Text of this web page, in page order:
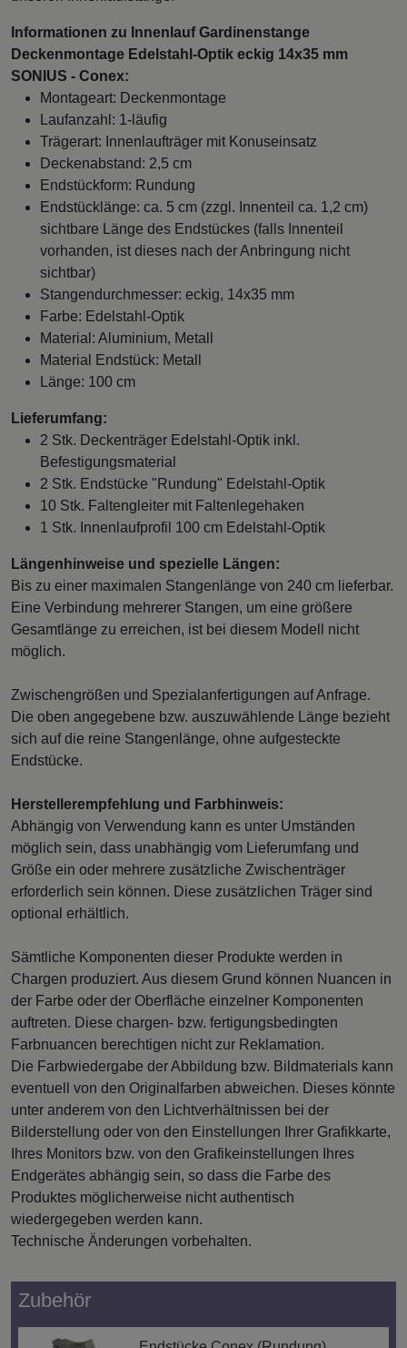
Informationen zu Innenlauf Gardinenstange
Deckenmontage Edelstahl-Optik eckig 14x35 mm
SONIUS - Conex:
Montageart: Deckenmontage
Laufanzahl: 1-läufig
Trägerart: Innenlaufträger mit Konuseinsatz
Deckenabstand: 2,5 cm
Endstückform: Rundung
Endstücklänge: ca. 5 cm (zzgl. Innenteil ca. 1,2 cm)
sichtbare Länge des Endstückes (falls Innenteil
vorhanden, ist dieses nach der Anbringung nicht
sichtbar)
Stangendurchmesser: eckig, 14x35 mm
Farbe: Edelstahl-Optik
Material: Aluminium, Metall
Material Endstück: Metall
Länge: 100 cm
Lieferumfang:
2 Stk. Deckenträger Edelstahl-Optik inkl.
Befestigungsmaterial
2 Stk. Endstücke "Rundung" Edelstahl-Optik
10 Stk. Faltengleiter mit Faltenlegehaken
1 Stk. Innenlaufprofil 100 cm Edelstahl-Optik
Längenhinweise und spezielle Längen:
Bis zu einer maximalen Stangenlänge von 240 cm lieferbar.
Eine Verbindung mehrerer Stangen, um eine größere
Gesamtlänge zu erreichen, ist bei diesem Modell nicht
möglich.
Zwischengrößen und Spezialanfertigungen auf Anfrage.
Die oben angegebene bzw. auszuwählende Länge bezieht
sich auf die reine Stangenlänge, ohne aufgesteckte
Endstücke.
Herstellerempfehlung und Farbhinweis:
Abhängig von Verwendung kann es unter Umständen
möglich sein, dass unabhängig vom Lieferumfang und
Größe ein oder mehrere zusätzliche Zwischenträger
erforderlich sein können. Diese zusätzlichen Träger sind
optional erhältlich.
Sämtliche Komponenten dieser Produkte werden in
Chargen produziert. Aus diesem Grund können Nuancen in
der Farbe oder der Oberfläche einzelner Komponenten
auftreten. Diese chargen- bzw. fertigungsbedingten
Farbnuancen berechtigen nicht zur Reklamation.
Die Farbwiedergabe der Abbildung bzw. Bildmaterials kann
eventuell von den Originalfarben abweichen. Dieses könnte
unter anderem von den Lichtverhältnissen bei der
Bilderstellung oder von den Einstellungen Ihrer Grafikkarte,
Ihres Monitors bzw. von den Grafikeinstellungen Ihres
Endgerätes abhängig sein, so dass die Farbe des
Produktes möglicherweise nicht authentisch
wiedergegeben werden kann.
Technische Änderungen vorbehalten.
Zubehör